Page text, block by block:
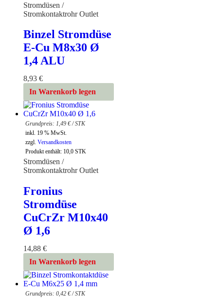
Stromdüsen /
Stromkontaktrohr Outlet
Binzel Stromdüse
E-Cu M8x30 Ø
1,4 ALU
8,93 €
In Warenkorb legen
1,49 €/STK
inkl. 19 % MwSt.
zzgl. Versandkosten
Produkt enthält: 10,0 STK
Stromdüsen /
Stromkontaktrohr Outlet
Fronius
Stromdüse
CuCrZr M10x40
Ø 1,6
14,88 €
In Warenkorb legen
0,42 €/STK